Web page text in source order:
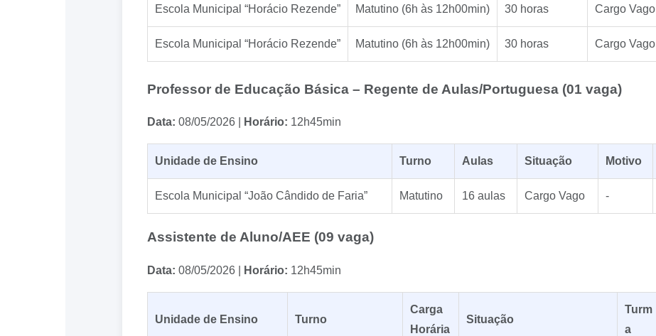
Escola Municipal “Horácio Rezende” Matutino (6h às 12h00min) 30 horas Cargo Vago
Escola Municipal “Horácio Rezende” Matutino (6h às 12h00min) 30 horas Cargo Vago
Professor de Educação Básica – Regente de Aulas/Portuguesa (01 vaga)
Data: 08/05/2026 | Horário: 12h45min
Unidade de Ensino Turno Aulas Situação Motivo
Escola Municipal “João Cândido de Faria” Matutino 16 aulas Cargo Vago -
Assistente de Aluno/AEE (09 vaga)
Data: 08/05/2026 | Horário: 12h45min
Unidade de Ensino Turno
Carga
Horária
Situação
Turm
a